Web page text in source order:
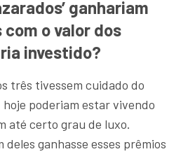
ganhariam
o valor dos
investido?
três tivessem cuidado do
poderiam estar vivendo
até certo grau de luxo.
deles ganhasse esses prêmios